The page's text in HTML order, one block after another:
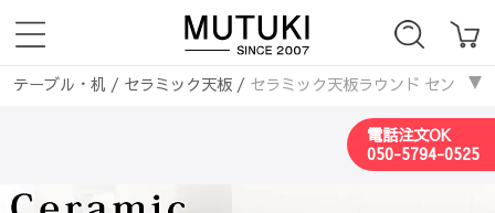
テーブル・机 / セラミック天板/ セラミック天板ラウンド センタ
/
セラミック天板
丸いテーブル/セラミック天板
電話注文OK
050-5794-0525